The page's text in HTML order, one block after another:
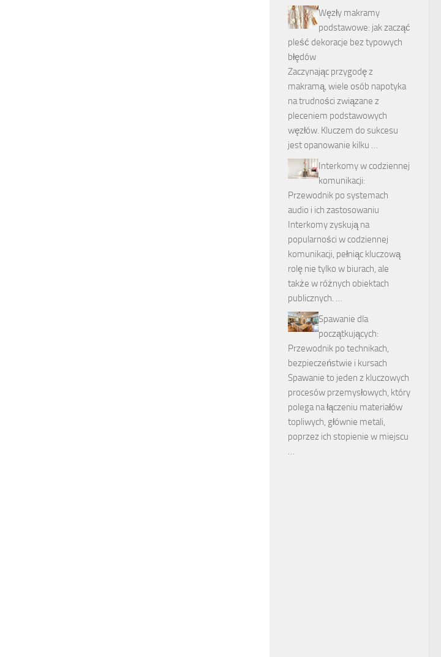
Węzły makramy
podstawowe: jak zacząć
pleść dekoracje bez typowych
błędów
Zaczynając przygodę z
makramą, wiele osób napotyka
na trudności związane z
pleceniem podstawowych
węzłów. Kluczem do sukcesu
jest opanowanie kilku …
Interkomy w codziennej
komunikacji:
Przewodnik po systemach
audio i ich zastosowaniu
Interkomy zyskują na
popularności w codziennej
komunikacji, pełniąc kluczową
rolę nie tylko w biurach, ale
także w różnych obiektach
publicznych. …
Spawanie dla
początkujących:
Przewodnik po technikach,
bezpieczeństwie i kursach
Spawanie to jeden z kluczowych
procesów przemysłowych, który
polega na łączeniu materiałów
topliwych, głównie metali,
poprzez ich stopienie w miejscu
…